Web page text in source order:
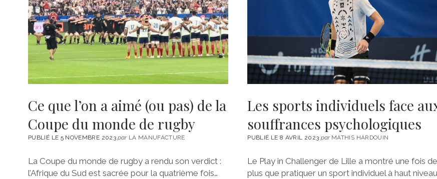
Ce que l’on a aimé (ou pas) de la
Coupe du monde de rugby
PUBLIÉ LE 5 NOVEMBRE 2023parLA MANUFACTURE
La Coupe du monde de rugby a rendu son verdict :
l’Afrique du Sud est sacrée pour la quatrième fois…
Les sports individuels face
souffrances psychologiques
PUBLIÉ LE 8 AVRIL 2023 parMATHIS HARDOUIN
Le Play in Challenger de Lille a montré une fois de
plus que pratiquer un sport individuel à haut niveau